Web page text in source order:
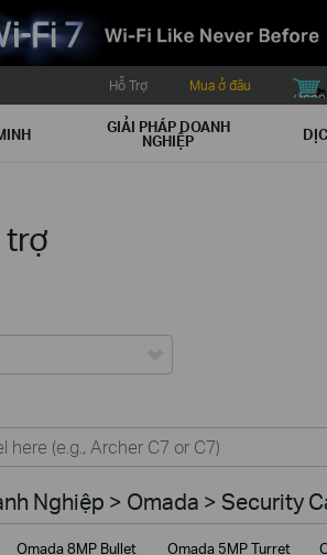
Hỗ Trợ Mua ở đâu
buy icon
GIẢI PHÁP DOANH
NGHIỆP
NghiệpNghiệp > Omada > Security
Omada 8MP Bullet Omada 5MP Turret